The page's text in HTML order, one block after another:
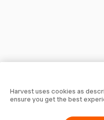
Tu tiempo
Únete a más de 70.000
Harvest uses cookies as
ensure you get the best